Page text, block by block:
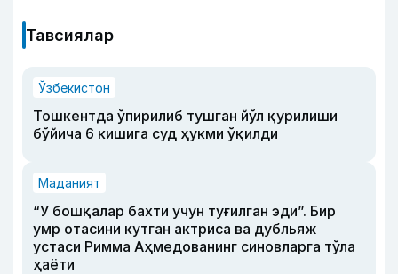
Тавсиялар
Ўзбекистон
Тошкентда ўпирилиб тушган йўл қурилиши
бўйича 6 кишига суд ҳукми ўқилди
Маданият
“У бошқалар бахти учун туғилган эди”. Бир
умр отасини кутган актриса ва дубльяж
устаси Римма Аҳмедованинг синовларга тўла
ҳаёти